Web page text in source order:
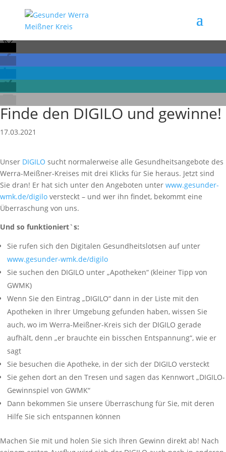
Finde den DIGILO und gewinne!
17.03.2021
Unser DIGILO sucht normalerweise alle Gesundheitsangebote des
Werra-Meißner-Kreises mit drei Klicks für Sie heraus. Jetzt sind
Sie dran! Er hat sich unter den Angeboten unter www.gesunder-
wmk.de/digilo versteckt – und wer ihn findet, bekommt eine
Überraschung von uns.
Und so funktioniert`s:
Sie rufen sich den Digitalen Gesundheitslotsen auf unter
www.gesunder-wmk.de/digilo
Sie suchen den DIGILO unter „Apotheken“ (kleiner Tipp von
GWMK)
Wenn Sie den Eintrag „DIGILO“ dann in der Liste mit den
Apotheken in Ihrer Umgebung gefunden haben, wissen Sie
auch, wo im Werra-Meißner-Kreis sich der DIGILO gerade
aufhält, denn „er brauchte ein bisschen Entspannung“, wie er
sagt
Sie besuchen die Apotheke, in der sich der DIGILO versteckt
Sie gehen dort an den Tresen und sagen das Kennwort „DIGILO-
Gewinnspiel von GWMK“
Dann bekommen Sie unsere Überraschung für Sie, mit deren
Hilfe Sie sich entspannen können
Machen Sie mit und holen Sie sich Ihren Gewinn direkt ab! Nach